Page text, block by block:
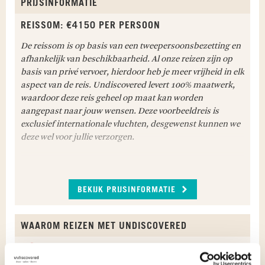
voor een tocht langsunieke plattelandsdorpjes
de omgeving van Antigua. Fiets door een fraai en
soms wat uitdagend landschap langs valleien,
koffieplantages en stop bij uitkijkpunten
vanwaar je kunt genieten van een geweldig
uitzicht op omringende vulkanen en bergtoppen.
Zie de koloniale dorpjes ontwaken en wordt
begroet door de lokale mensen met een brede lach
op het gezicht. Onze gidsen kennen het gebied
door en door en passen graag het programma
vulkanen en glooiende koffieplantages vormen
het decor van dit bruisende stadje vol
overblijfselen van de Spaanse bezetting uit de 16e
PRIJSINFORMATIE
REISSOM: €4150 PER PERSOON
De reissom is op basis van een tweepersoonsbezetting en
afhankelijk van beschikbaarheid. Al onze reizen zijn op
basis van privé vervoer, hierdoor heb je meer vrijheid in elk
aspect van de reis. Undiscovered levert 100% maatwerk,
waardoor deze reis geheel op maat kan worden
aangepast naar jouw wensen. Deze voorbeeldreis is
exclusief internationale vluchten, desgewenst kunnen we
deze wel voor jullie verzorgen.
Binnenlandse vlucht Guatemala City – Flores;
Alle luchthavenbelastingen;
accommodaties zoals vermeld in het programma;
BEKIJK PRIJSINFORMATIE
WAAROM REIZEN MET UNDISCOVERED